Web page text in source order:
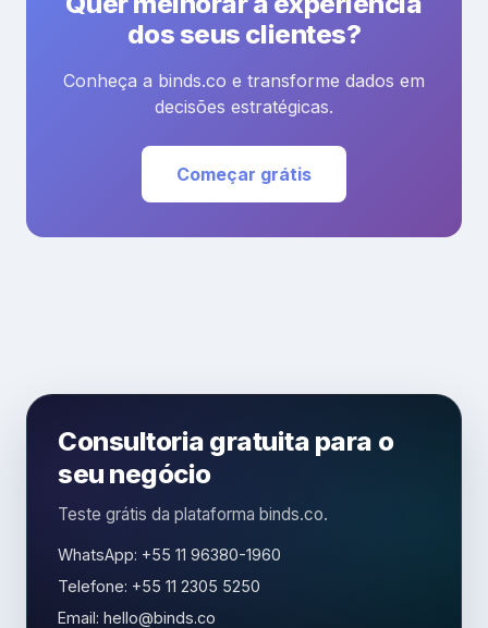
dos seus clientes?
Conheça a binds.co e transforme dados em
decisões estratégicas.
Começar grátis
Consultoria gratuita para o
seu negócio
Teste grátis da plataforma binds.co.
WhatsApp: +55 11 96380-1960
Telefone: +55 11 2305 5250
Email: hello@binds.co